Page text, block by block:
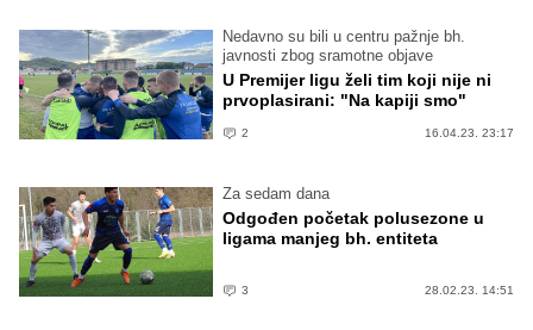
Nedavno su bili u centru pažnje bh.
javnosti zbog sramotne objave
U Premijer ligu želi tim koji nije ni
prvoplasirani: "Na kapiji smo"
2 16.04.23. 23:17
Za sedam dana
Odgođen početak polusezone u
ligama manjeg bh. entiteta
3 28.02.23. 14:51